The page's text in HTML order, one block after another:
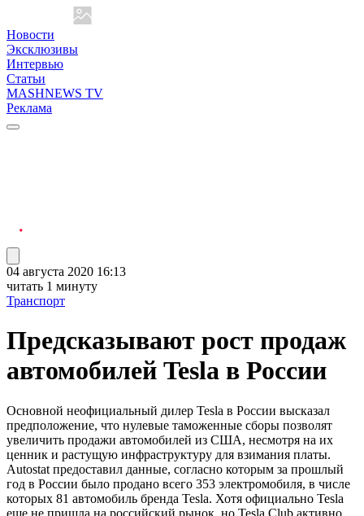
Новости
Эксклюзивы
Интервью
Статьи
MASHNEWS TV
Реклама
04 августа 2020 16:13
читать 1 минуту
Транспорт
​Предсказывают рост продаж
автомобилей Tesla в России
Основной неофициальный дилер Tesla в России высказал
предположение, что нулевые таможенные сборы позволят
увеличить продажи автомобилей из США, несмотря на их
ценник и растущую инфраструктуру для взимания платы.
Autostat предоставил данные, согласно которым за прошлый
год в России было продано всего 353 электромобиля, в числе
которых 81 автомобиль бренда Tesla. Хотя официально Tesla
еще не пришла на российский рынок, но Tesla Club активно